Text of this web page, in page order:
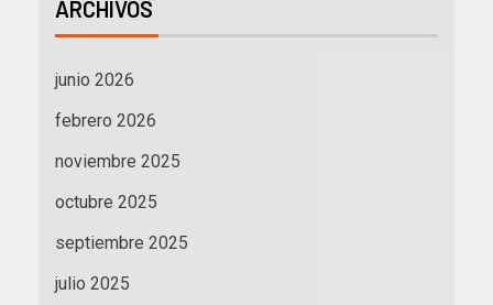
ARCHIVOS
junio 2026
febrero 2026
noviembre 2025
octubre 2025
septiembre 2025
julio 2025